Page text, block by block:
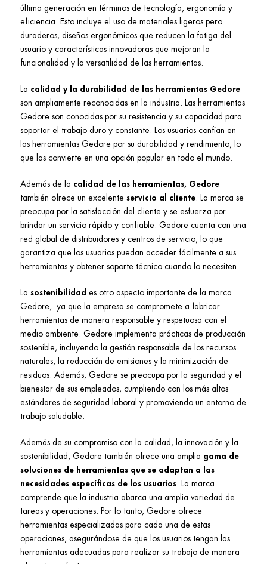
última generación en términos de tecnología, ergonomía y
eficiencia. Esto incluye el uso de materiales ligeros pero
duraderos, diseños ergonómicos que reducen la fatiga del
usuario y características innovadoras que mejoran la
funcionalidad y la versatilidad de las herramientas.
La calidad y la durabilidad de las herramientas Gedore
son ampliamente reconocidas en la industria. Las herramientas
Gedore son conocidas por su resistencia y su capacidad para
soportar el trabajo duro y constante. Los usuarios confían en
las herramientas Gedore por su durabilidad y rendimiento, lo
que las convierte en una opción popular en todo el mundo.
Además de la calidad de las herramientas, Gedore
también ofrece un excelente servicio al cliente . La marca se
preocupa por la satisfacción del cliente y se esfuerza por
brindar un servicio rápido y confiable. Gedore cuenta con una
red global de distribuidores y centros de servicio, lo que
garantiza que los usuarios puedan acceder fácilmente a sus
herramientas y obtener soporte técnico cuando lo necesiten.
La sostenibilidad es otro aspecto importante de la marca
Gedore, ya que la empresa se compromete a fabricar
herramientas de manera responsable y respetuosa con el
medio ambiente. Gedore implementa prácticas de producción
sostenible, incluyendo la gestión responsable de los recursos
naturales, la reducción de emisiones y la minimización de
residuos. Además, Gedore se preocupa por la seguridad y el
bienestar de sus empleados, cumpliendo con los más altos
estándares de seguridad laboral y promoviendo un entorno de
trabajo saludable.
Además de su compromiso con la calidad, la innovación y la
sostenibilidad, Gedore también ofrece una amplia gama de
soluciones de herramientas que se adaptan a las
necesidades específicas de los usuarios . La marca
comprende que la industria abarca una amplia variedad de
tareas y operaciones. Por lo tanto, Gedore ofrece
herramientas especializadas para cada una de estas
operaciones, asegurándose de que los usuarios tengan las
herramientas adecuadas para realizar su trabajo de manera